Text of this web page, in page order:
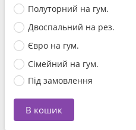
Полуторний на гум.
Двоспальний на рез.
Євро на гум.
Сімейний на гум.
Під замовлення
В кошик